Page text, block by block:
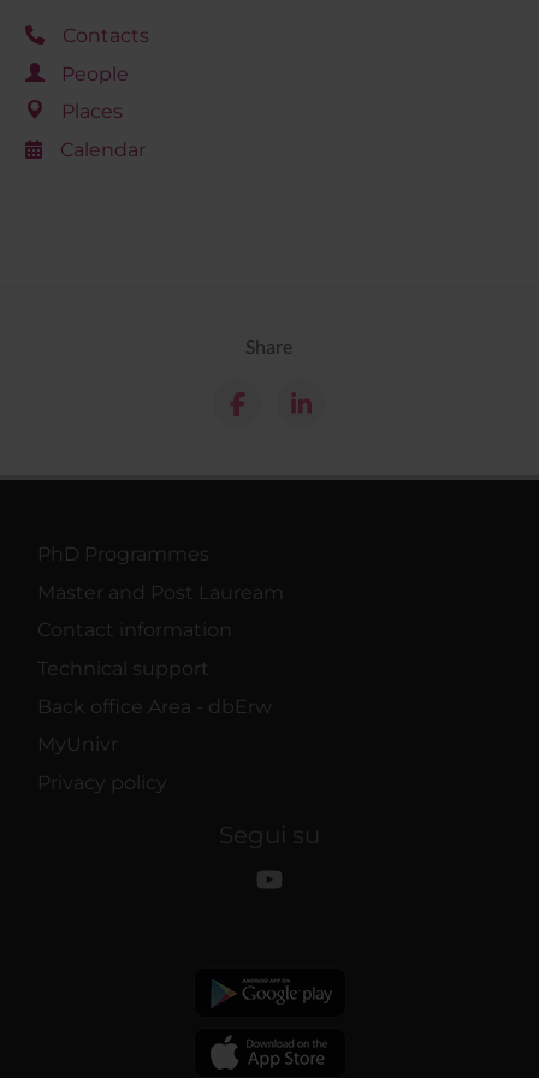
Contacts
People
Places
Calendar
Share
PhD Programmes
Master and Post Lauream
Contact information
Technical support
Back office Area - dbErw
MyUnivr
Privacy policy
Segui su